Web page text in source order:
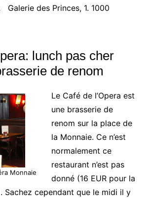
des Princes, 1. 1000
lunch pas cher
de renom
Monnaie
Le Café de l’Opera est
une brasserie de
renom sur la place de
la Monnaie. Ce n’est
normalement ce
restaurant n’est pas
donné (16 EUR pour la
Sachez cependant que le midi il y